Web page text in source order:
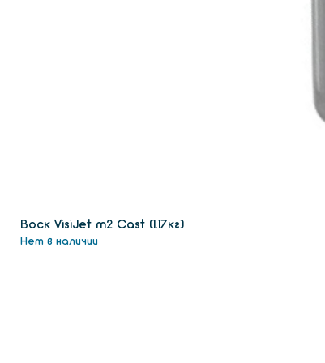
Воск VisiJet m2 Сast (1.17кг)
Нет в наличии